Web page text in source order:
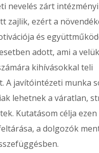
nevelés zárt intézményi
zajlik, ezért a
és
adott, ami a velük
kihívásokkal teli
A javítóintézeti munka
lehetnek a váratlan,
Kutatásom célja ezen
a dolgozók